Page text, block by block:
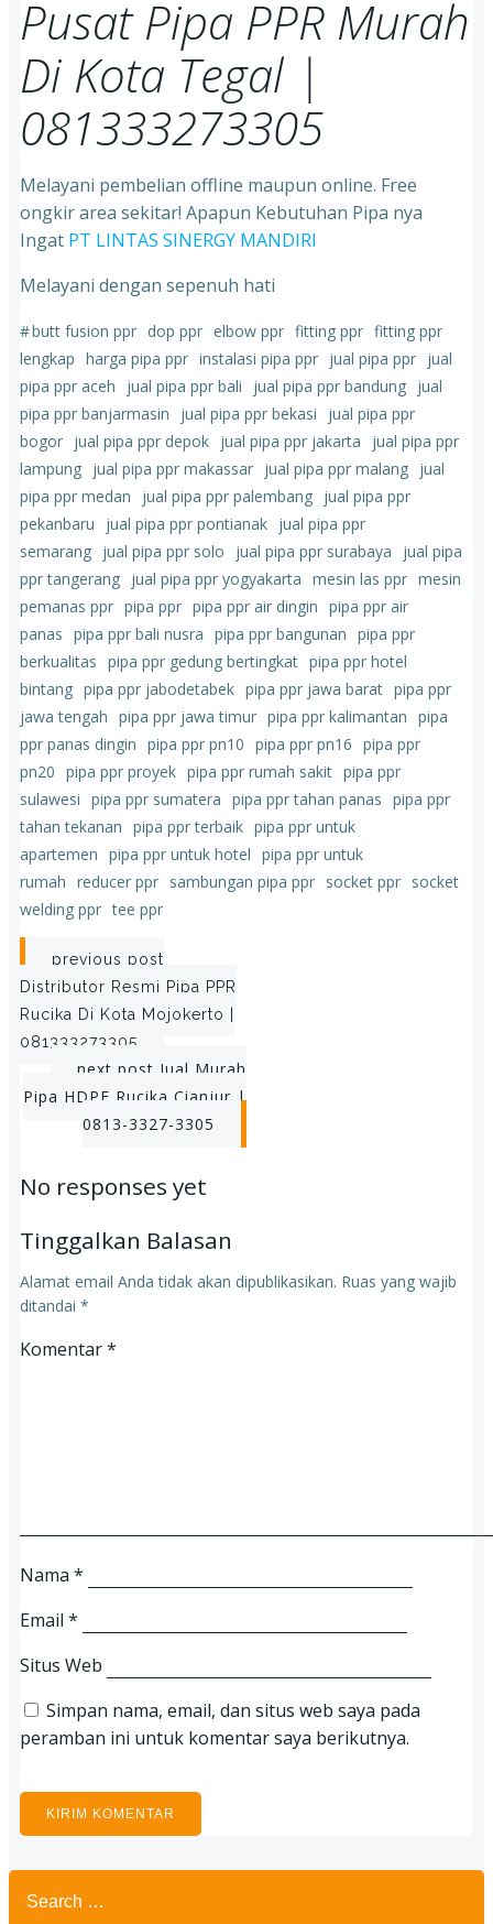
Pusat Pipa PPR Murah
Di Kota Tegal |
081333273305
Melayani pembelian offline maupun online. Free
ongkir area sekitar! Apapun Kebutuhan Pipa nya
Ingat PT LINTAS SINERGY MANDIRI
Melayani dengan sepenuh hati
#butt fusion ppr dop ppr elbow ppr fitting ppr fitting ppr
lengkap harga pipa ppr instalasi pipa ppr jual pipa ppr jual
pipa ppr aceh
jual pipa ppr bali jual pipa ppr bandung jual
pipa ppr banjarmasin
jual pipa ppr bekasi
jual pipa ppr
bogor jual pipa ppr depok jual pipa ppr jakarta
jual pipa ppr
lampung jual pipa ppr makassar jual pipa ppr malang jual
pipa ppr medan
jual pipa ppr palembang jual pipa ppr
pekanbaru
jual pipa ppr pontianak jual pipa ppr
semarang jual pipa ppr solo jual pipa ppr surabaya
jual pipa
ppr tangerang jual pipa ppr yogyakarta mesin las ppr mesin
pemanas ppr pipa ppr pipa ppr air dingin pipa ppr air
panas pipa ppr bali nusra pipa ppr bangunan pipa ppr
berkualitas pipa ppr gedung bertingkat pipa ppr hotel
bintang pipa ppr jabodetabek pipa ppr jawa barat pipa ppr
jawa tengah pipa ppr jawa timur pipa ppr kalimantan pipa
ppr panas dingin pipa ppr pn10 pipa ppr pn16 pipa ppr
pn20 pipa ppr proyek pipa ppr rumah sakit pipa ppr
sulawesi pipa ppr sumatera pipa ppr tahan panas pipa ppr
tahan tekanan pipa ppr terbaik pipa ppr untuk
apartemen pipa ppr untuk hotel pipa ppr untuk
rumah reducer ppr sambungan pipa ppr socket ppr socket
welding ppr tee ppr
Post
navigation
previous post
Distributor Resmi Pipa PPR
Rucika Di Kota Mojokerto |
081333273305
Post
navigation
next post Jual Murah
Pipa HDPE Rucika Cianjur |
0813-3327-3305
No responses yet
Tinggalkan Balasan
Alamat email Anda tidak akan dipublikasikan. Ruas yang wajib
ditandai *
Komentar*
Nama *
Email *
Situs Web
Simpan nama, email, dan situs web saya pada
peramban ini untuk komentar saya berikutnya.
Search
for: